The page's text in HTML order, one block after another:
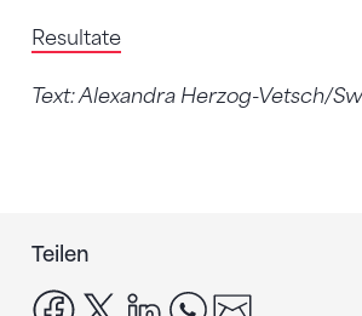
Resultate
Text: Alexandra Herzog-Vetsch/
Teilen
facebook
x linkedinwhatsapp